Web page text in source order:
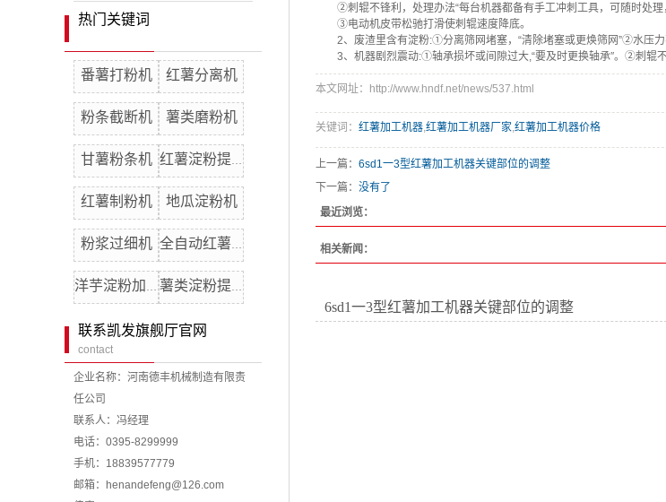
热门关键词
番薯打粉机 红薯分离机
粉条截断机 薯类磨粉机
甘薯粉条机 红薯淀粉提取机
红薯制粉机 地瓜淀粉机
粉浆过细机 全自动红薯分离机
洋芋淀粉加工机器 薯类淀粉提取机
联系凯发旗舰厅官网
contact
企业名称：河南德丰机械制造有限责
任公司
联系人：冯经理
电话：0395-8299999
手机：18839577779
邮箱：
henandefeng@126.com
②刺辊不锋利，处理办法“每台机器都备有手工冲刺工具，可随时处理
③电动机皮带松驰打滑使刺辊速度降底。
2、废渣里含有淀粉:①分离筛网堵塞，“清除堵塞或更焕筛网”②水压力
3、机器剧烈震动:①轴承损坏或间隙过大,“要及时更换轴承″。②刺辊
本文网址：http://www.hndf.net/news/537.html
关键词： 红薯加工机器,红薯加工机器厂家,红薯加工机器价格
上一篇： 6sd1一3型红薯加工机器关键部位的调整
下一篇： 没有了
最近浏览：
相关新闻：
6sd1一3型红薯加工机器关键部位的调整